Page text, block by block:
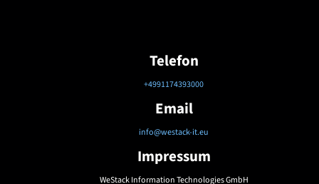
Telefon
+4991174393000
Email
info@westack-it.eu
Impressum
WeStack Information Technologies GmbH